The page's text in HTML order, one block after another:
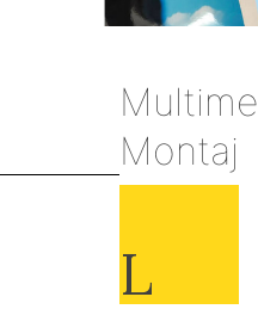
Montaj
L